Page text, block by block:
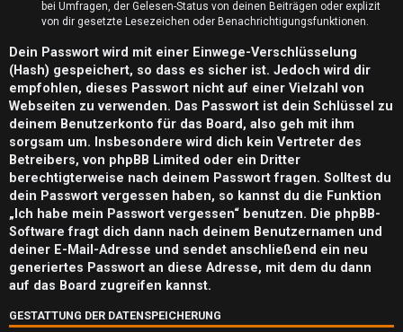
e
t
e
T
h
e
m
e
n
bei Umfragen, der Gelesen-Status von deinen Beiträgen oder explizit
von dir gesetzte Lesezeichen oder Benachrichtigungsfunktionen.
Dein Passwort wird mit einer Einwege-Verschlüsselung
(Hash) gespeichert, so dass es sicher ist. Jedoch wird dir
empfohlen, dieses Passwort nicht auf einer Vielzahl von
Webseiten zu verwenden. Das Passwort ist dein Schlüssel zu
deinem Benutzerkonto für das Board, also geh mit ihm
sorgsam um. Insbesondere wird dich kein Vertreter des
Betreibers, von phpBB Limited oder ein Dritter
berechtigterweise nach deinem Passwort fragen. Solltest du
dein Passwort vergessen haben, so kannst du die Funktion
„Ich habe mein Passwort vergessen“ benutzen. Die phpBB-
Software fragt dich dann nach deinem Benutzernamen und
deiner E-Mail-Adresse und sendet anschließend ein neu
generiertes Passwort an diese Adresse, mit dem du dann
auf das Board zugreifen kannst.
GESTATTUNG DER DATENSPEICHERUNG